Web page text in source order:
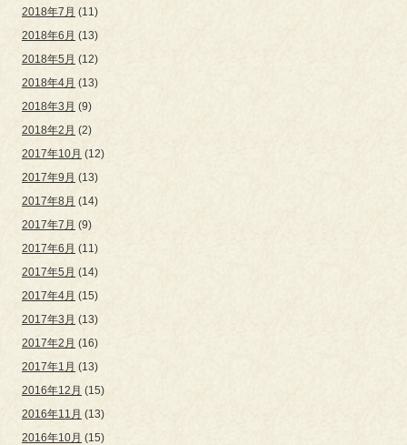
2018年7月 (11)
2018年6月 (13)
2018年5月 (12)
2018年4月 (13)
2018年3月 (9)
2018年2月 (2)
2017年10月 (12)
2017年9月 (13)
2017年8月 (14)
2017年7月 (9)
2017年6月 (11)
2017年5月 (14)
2017年4月 (15)
2017年3月 (13)
2017年2月 (16)
2017年1月 (13)
2016年12月 (15)
2016年11月 (13)
2016年10月 (15)